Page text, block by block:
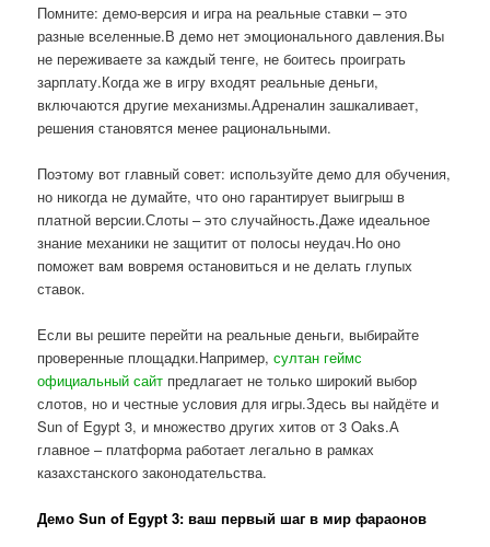
Помните: демо-версия и игра на реальные ставки – это
разные вселенные.В демо нет эмоционального давления.Вы
не переживаете за каждый тенге, не боитесь проиграть
зарплату.Когда же в игру входят реальные деньги,
включаются другие механизмы.Адреналин зашкаливает,
решения становятся менее рациональными.
Поэтому вот главный совет: используйте демо для обучения,
но никогда не думайте, что оно гарантирует выигрыш в
платной версии.Слоты – это случайность.Даже идеальное
знание механики не защитит от полосы неудач.Но оно
поможет вам вовремя остановиться и не делать глупых
ставок.
Если вы решите перейти на реальные деньги, выбирайте
проверенные площадки.Например,султан геймс
официальный сайт предлагает не только широкий выбор
слотов, но и честные условия для игры.Здесь вы найдёте и
Sun of Egypt 3, и множество других хитов от 3 Oaks.А
главное – платформа работает легально в рамках
казахстанского законодательства.
Демо Sun of Egypt 3: ваш первый шаг в мир фараонов